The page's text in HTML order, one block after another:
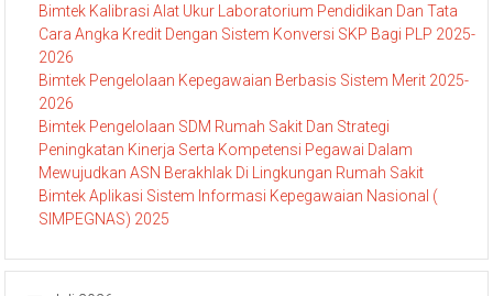
Bimtek Kalibrasi Alat Ukur Laboratorium Pendidikan Dan Tata
Cara Angka Kredit Dengan Sistem Konversi SKP Bagi PLP 2025-
2026
Bimtek Pengelolaan Kepegawaian Berbasis Sistem Merit 2025-
2026
Bimtek Pengelolaan SDM Rumah Sakit Dan Strategi
Peningkatan Kinerja Serta Kompetensi Pegawai Dalam
Mewujudkan ASN Berakhlak Di Lingkungan Rumah Sakit
Bimtek Aplikasi Sistem Informasi Kepegawaian Nasional (
SIMPEGNAS) 2025